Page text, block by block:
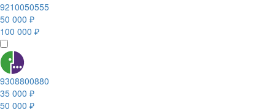
9210050555
50 000 ₽
100 000 ₽
9308800880
35 000 ₽
50 000 ₽